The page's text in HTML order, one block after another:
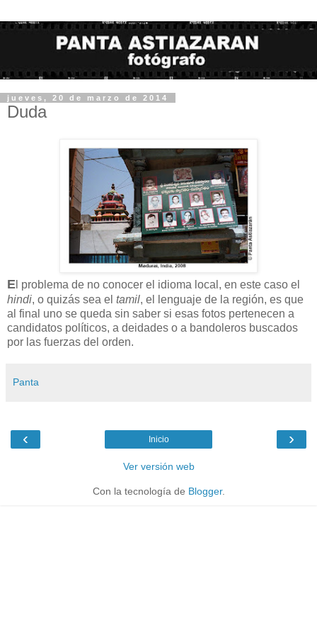
jueves, 20 de marzo de 2014
Duda
E l problema de no conocer el idioma local, en este caso el
hindi, o quizás sea el tamil, el lenguaje de la región, es que
al final uno se queda sin saber si esas fotos pertenecen a
candidatos políticos, a deidades o a bandoleros buscados
por las fuerzas del orden.
Panta
‹ ›
Inicio
Ver versión web
Con la tecnología de Blogger.